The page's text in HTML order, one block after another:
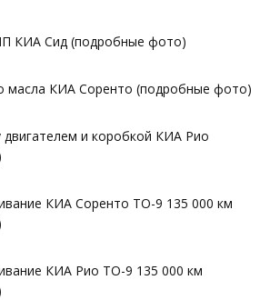
КИА Сид (подробные фото)
масла КИА Соренто (подробные фото)
и коробкой КИА Рио
КИА Соренто ТО-9 135 000 км
КИА Рио ТО-9 135 000 км